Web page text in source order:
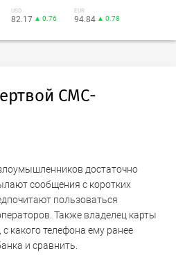
USD
82.17 ▲ 0.76
EUR
94.84 ▲ 0.78
СМС-
достаточно
сообщения с коротких
пользоваться
Также владелец карты
какого телефона ему ранее
и сравнить.